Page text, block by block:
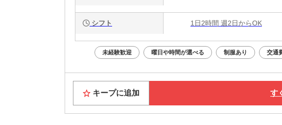
シフト 1日2時間 週2日からOK
未経験歓迎 曜日や時間が選べる 制服あり 交通
キープに追加 す